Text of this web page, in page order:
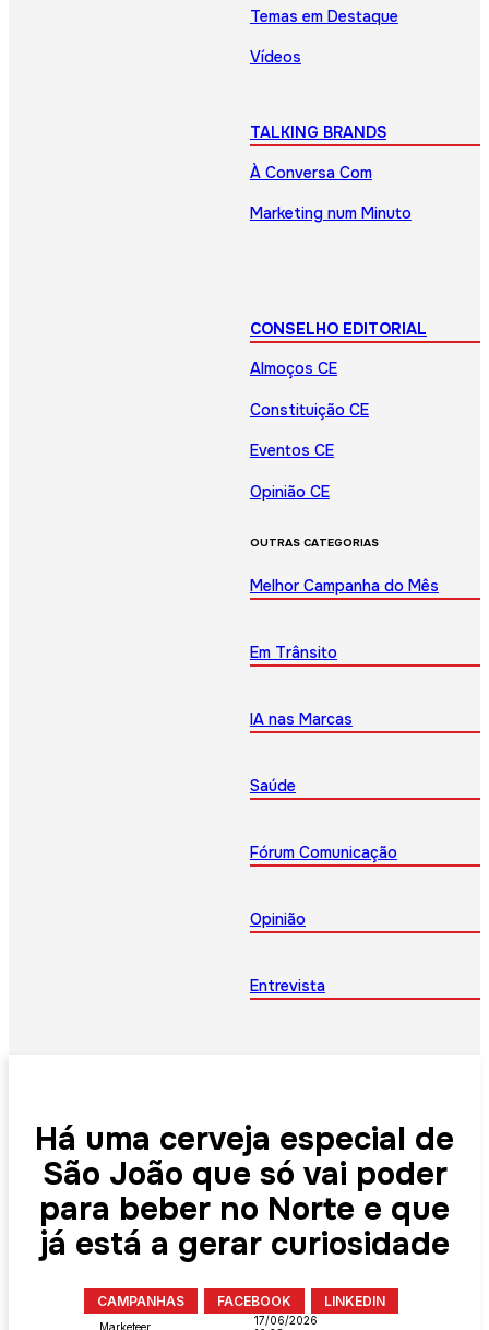
Temas em Destaque
Vídeos
TALKING BRANDS
À Conversa Com
Marketing num Minuto
CONSELHO EDITORIAL
Almoços CE
Constituição CE
Eventos CE
Opinião CE
OUTRAS CATEGORIAS
Melhor Campanha do Mês
Em Trânsito
IA nas Marcas
Saúde
Fórum Comunicação
Opinião
Entrevista
Há uma cerveja especial de
São João que só vai poder
para beber no Norte e que
já está a gerar curiosidade
CAMPANHAS FACEBOOK LINKEDIN
Marketeer
17/06/2026